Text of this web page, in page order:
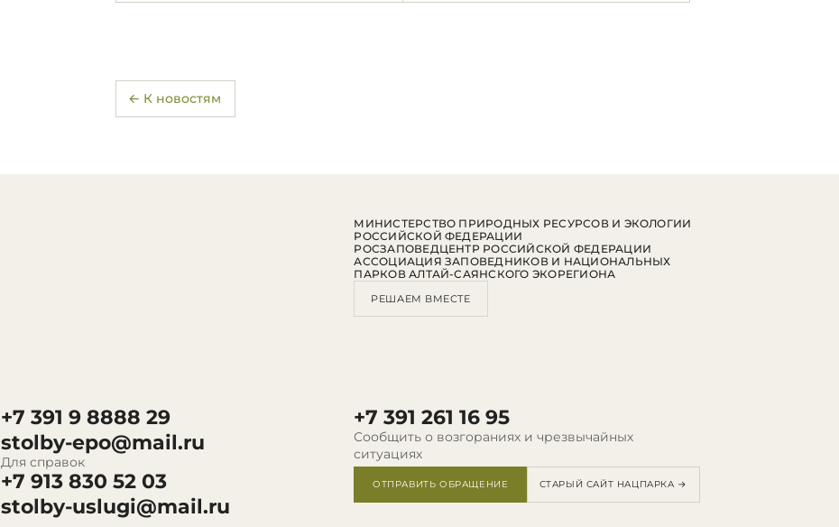
← К новостям
+7 391 9 8888 29
stolby-epo@mail.ru
Для справок
+7 913 830 52 03
stolby-uslugi@mail.ru
+7 391 261 16 95
Сообщить о возгораниях и чрезвычайных
ситуациях
ОТПРАВИТЬ ОБРАЩЕНИЕ СТАРЫЙ САЙТ НАЦПАРКА →
МИНИСТЕРСТВО ПРИРОДНЫХ РЕСУРСОВ И ЭКОЛОГИИ
РОССИЙСКОЙ ФЕДЕРАЦИИ
РОСЗАПОВЕДЦЕНТР РОССИЙСКОЙ ФЕДЕРАЦИИ
АССОЦИАЦИЯ ЗАПОВЕДНИКОВ И НАЦИОНАЛЬНЫХ
ПАРКОВ АЛТАЙ-САЯНСКОГО ЭКОРЕГИОНА
РЕШАЕМ ВМЕСТЕ